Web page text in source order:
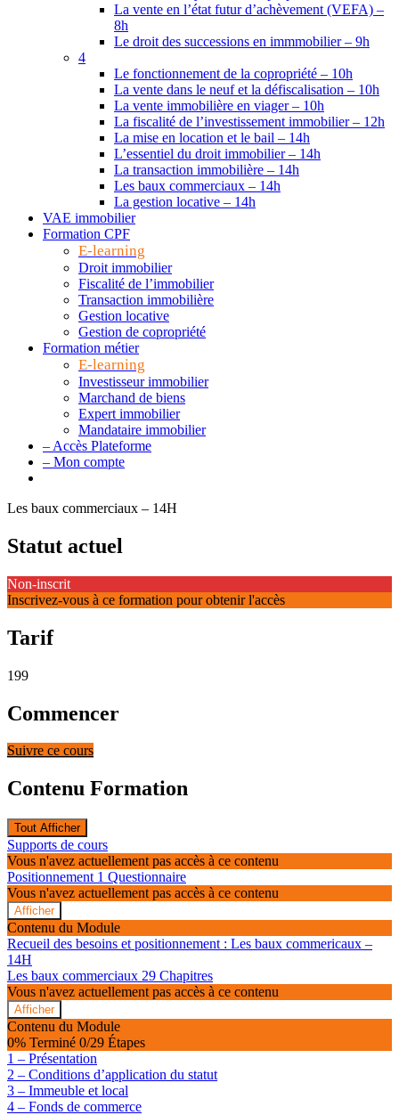
La vente en l’état futur d’achèvement (VEFA) –
8h
Le droit des successions en immmobilier – 9h
4
Le fonctionnement de la copropriété – 10h
La vente dans le neuf et la défiscalisation – 10h
La vente immobilière en viager – 10h
La fiscalité de l’investissement immobilier – 12h
La mise en location et le bail – 14h
L’essentiel du droit immobilier – 14h
La transaction immobilière – 14h
Les baux commerciaux – 14h
La gestion locative – 14h
VAE immobilier
Formation CPF
E-learning
Droit immobilier
Fiscalité de l’immobilier
Transaction immobilière
Gestion locative
Gestion de copropriété
Formation métier
E-learning
Investisseur immobilier
Marchand de biens
Expert immobilier
Mandataire immobilier
– Accès Plateforme
– Mon compte
Les baux commerciaux – 14H
Statut actuel
Non-inscrit
Inscrivez-vous à ce formation pour obtenir l'accès
Tarif
199
Commencer
Suivre ce cours
Contenu Formation
Tout Afficher
Modules
Supports de cours
Vous n'avez actuellement pas accès à ce contenu
Positionnement 1 Questionnaire
Vous n'avez actuellement pas accès à ce contenu
Afficher
Positionnement
Contenu du Module
Recueil des besoins et positionnement : Les baux commericaux –
14H
Les baux commerciaux 29 Chapitres
Vous n'avez actuellement pas accès à ce contenu
Afficher
Les
baux
commerciaux
Contenu du Module
0% Terminé 0/29 Étapes
1 – Présentation
2 – Conditions d’application du statut
3 – Immeuble et local
4 – Fonds de commerce